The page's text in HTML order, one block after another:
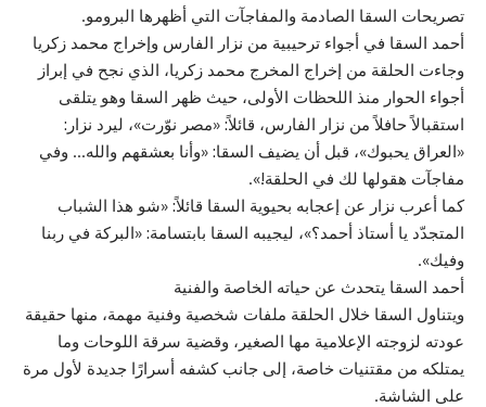
تصريحات السقا الصادمة والمفاجآت التي أظهرها البرومو.
أحمد السقا في أجواء ترحيبية من نزار الفارس وإخراج محمد زكريا
وجاءت الحلقة من إخراج المخرج محمد زكريا، الذي نجح في إبراز
أجواء الحوار منذ اللحظات الأولى، حيث ظهر السقا وهو يتلقى
استقبالاً حافلاً من نزار الفارس، قائلاً: «مصر نوّرت»، ليرد نزار:
«العراق يحبوك»، قبل أن يضيف السقا: «وأنا بعشقهم والله… وفي
مفاجآت هقولها لك في الحلقة!».
كما أعرب نزار عن إعجابه بحيوية السقا قائلاً: «شو هذا الشباب
المتجدّد يا أستاذ أحمد؟»، ليجيبه السقا بابتسامة: «البركة في ربنا
وفيك».
أحمد السقا يتحدث عن حياته الخاصة والفنية
ويتناول السقا خلال الحلقة ملفات شخصية وفنية مهمة، منها حقيقة
عودته لزوجته الإعلامية مها الصغير، وقضية سرقة اللوحات وما
يمتلكه من مقتنيات خاصة، إلى جانب كشفه أسرارًا جديدة لأول مرة
على الشاشة.